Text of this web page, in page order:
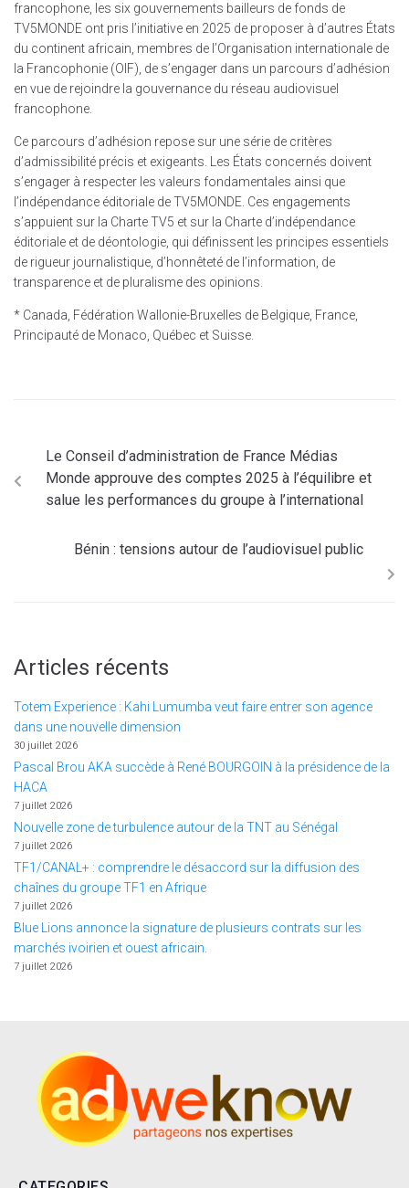
francophone, les six gouvernements bailleurs de fonds de
TV5MONDE ont pris l’initiative en 2025 de proposer à d’autres États
du continent africain, membres de l’Organisation internationale de
la Francophonie (OIF), de s’engager dans un parcours d’adhésion
en vue de rejoindre la gouvernance du réseau audiovisuel
francophone.
Ce parcours d’adhésion repose sur une série de critères
d’admissibilité précis et exigeants. Les États concernés doivent
s’engager à respecter les valeurs fondamentales ainsi que
l’indépendance éditoriale de TV5MONDE. Ces engagements
s’appuient sur la Charte TV5 et sur la Charte d’indépendance
éditoriale et de déontologie, qui définissent les principes essentiels
de rigueur journalistique, d’honnêteté de l’information, de
transparence et de pluralisme des opinions.
* Canada, Fédération Wallonie-Bruxelles de Belgique, France,
Principauté de Monaco, Québec et Suisse.
Le Conseil d’administration de France Médias
Monde approuve des comptes 2025 à l’équilibre et
salue les performances du groupe à l’international
Bénin : tensions autour de l’audiovisuel public
Articles récents
Totem Experience : Kahi Lumumba veut faire entrer son agence
dans une nouvelle dimension
30 juillet 2026
Pascal Brou AKA succède à René BOURGOIN à la présidence de la
HACA
7 juillet 2026
Nouvelle zone de turbulence autour de la TNT au Sénégal
7 juillet 2026
TF1/CANAL+ : comprendre le désaccord sur la diffusion des
chaînes du groupe TF1 en Afrique
7 juillet 2026
Blue Lions annonce la signature de plusieurs contrats sur les
marchés ivoirien et ouest africain.
7 juillet 2026